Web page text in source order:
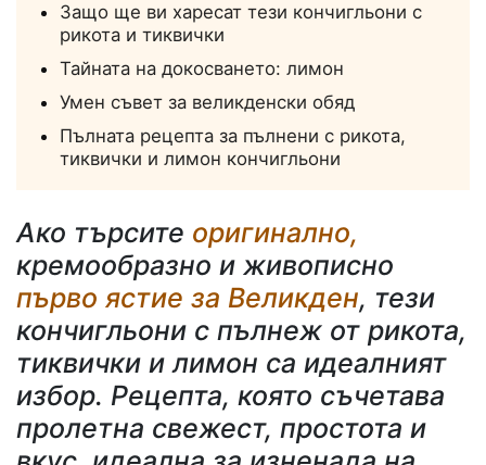
Защо ще ви харесат тези кончигльони с
рикота и тиквички
Тайната на докосването: лимон
Умен съвет за великденски обяд
Пълната рецепта за пълнени с рикота,
тиквички и лимон кончигльони
Ако търсите оригинално,
кремообразно и живописно
първо ястие за Великден, тези
кончигльони с пълнеж от рикота,
тиквички и лимон са идеалният
избор. Рецепта, която съчетава
пролетна свежест, простота и